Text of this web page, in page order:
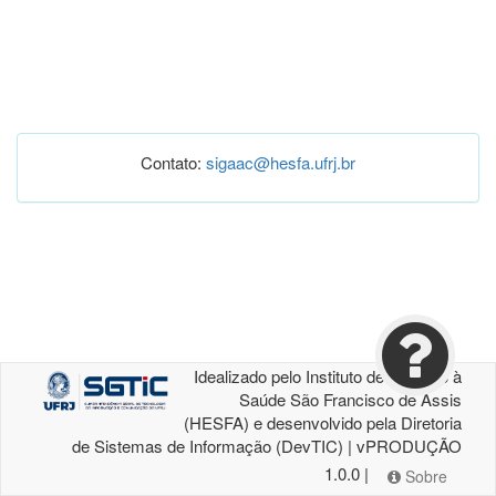
Contato: sigaac@hesfa.ufrj.br
Idealizado pelo Instituto de Atenção à
Saúde São Francisco de Assis
(HESFA) e desenvolvido pela Diretoria
de Sistemas de Informação (DevTIC) | vPRODUÇÃO
1.0.0 |
Sobre